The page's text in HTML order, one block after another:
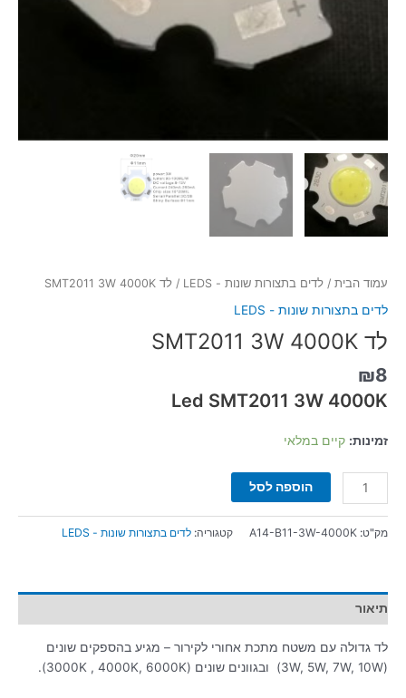
עמוד הבית / לדים בתצורות שונות - LEDS / לד SMT2011 3W 4000K
לדים בתצורות שונות - LEDS
לד SMT2011 3W 4000K
₪8
Led SMT2011 3W 4000K
זמינות: קיים במלאי
הוספה לסל
מק"ט: A14-B11-3W-4000K קטגוריה: לדים בתצורות שונות - LEDS
תיאור
לד גדולה עם משטח מתכת אחורי לקירור – מגיע בהספקים שונים
(3W, 5W, 7W, 10W) ובגוונים שונים (3000K , 4000K, 6000K).